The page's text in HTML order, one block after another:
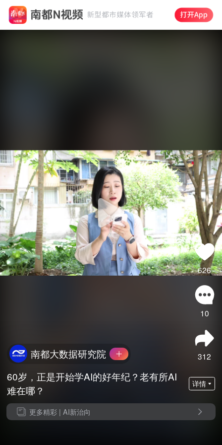
626
10
312
南都大数据研究院
60岁，正是开始学AI的好年纪？老有所AI
难在哪？
详情
更多精彩 | AI新治向